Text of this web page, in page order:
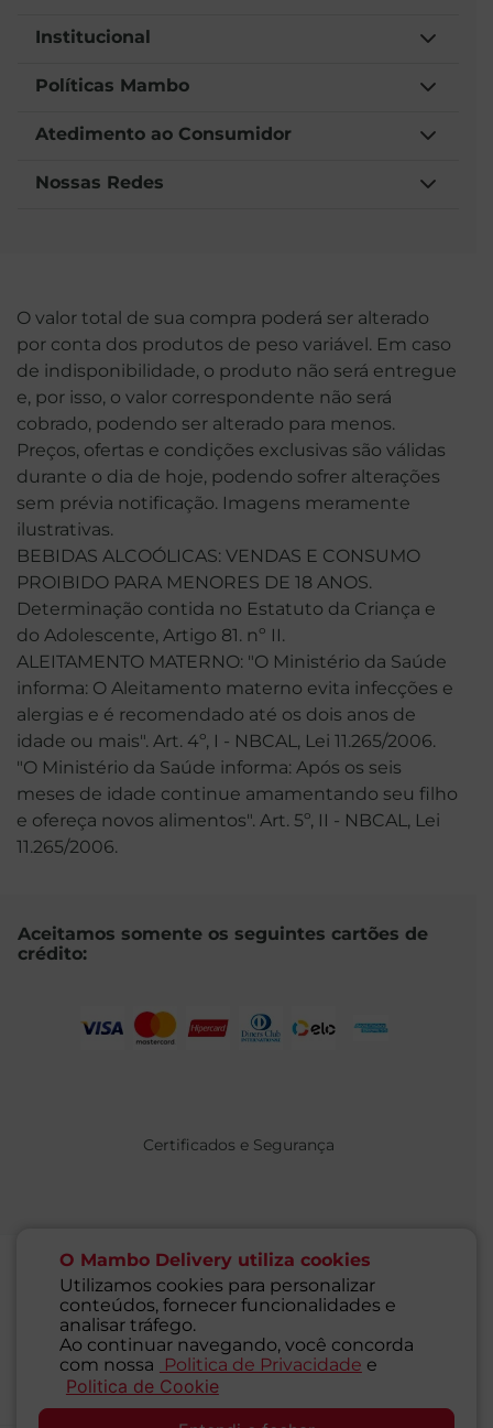
O Mambo Delivery utiliza cookies
Utilizamos cookies para personalizar
conteúdos, fornecer funcionalidades e
analisar tráfego.
Ao continuar navegando, você concorda
com nossa
Politica de Privacidade e
Politica de Cookie
Institucional
Políticas Mambo
Atedimento ao Consumidor
Nossas Redes
O valor total de sua compra poderá ser alterado
por conta dos produtos de peso variável. Em caso
de indisponibilidade, o produto não será entregue
e, por isso, o valor correspondente não será
cobrado, podendo ser alterado para menos.
Preços, ofertas e condições exclusivas são válidas
durante o dia de hoje, podendo sofrer alterações
sem prévia notificação. Imagens meramente
ilustrativas.
BEBIDAS ALCOÓLICAS: VENDAS E CONSUMO
PROIBIDO PARA MENORES DE 18 ANOS.
Determinação contida no Estatuto da Criança e
do Adolescente, Artigo 81. nº II.
ALEITAMENTO MATERNO: "O Ministério da Saúde
informa: O Aleitamento materno evita infecções e
alergias e é recomendado até os dois anos de
idade ou mais". Art. 4º, I - NBCAL, Lei 11.265/2006.
"O Ministério da Saúde informa: Após os seis
meses de idade continue amamentando seu filho
e ofereça novos alimentos". Art. 5º, II - NBCAL, Lei
11.265/2006.
Aceitamos somente os seguintes cartões de
crédito:
Certificados e Segurança
@ 2021 MAMBO - TODOS OS DIREITOS RESERVADOS
Supermercados Mambo Ltda.
CNPJ: 71.676.316/0001-46 - Inscrição Estadual: 116.827.781.117
Endereço: Rua Guaipá, 255 - Vila Leopoldina - São Paulo - SP -